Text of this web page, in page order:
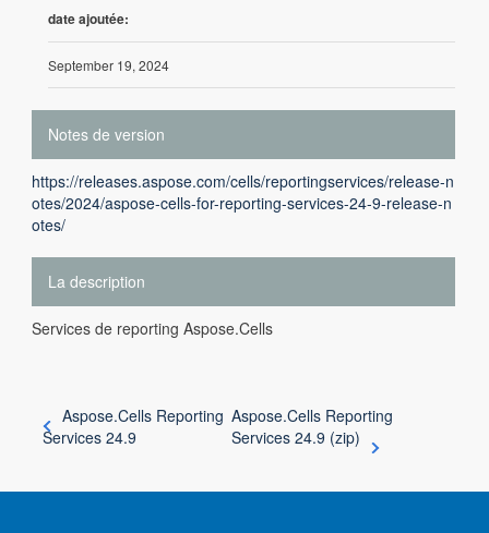
date ajoutée:
September 19, 2024
Notes de version
https://releases.aspose.com/cells/reportingservices/release-n
otes/2024/aspose-cells-for-reporting-services-24-9-release-n
otes/
La description
Services de reporting Aspose.Cells
Aspose.Cells Reporting
Services 24.9
Aspose.Cells Reporting
Services 24.9 (zip)